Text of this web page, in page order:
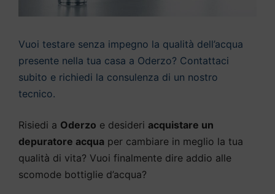
Vuoi testare senza impegno la qualità dell’acqua
presente nella tua casa a Oderzo? Contattaci
subito e richiedi la consulenza di un nostro
tecnico.
Risiedi a Oderzo e desideri acquistare un
depuratore acqua per cambiare in meglio la tua
qualità di vita? Vuoi finalmente dire addio alle
scomode bottiglie d’acqua?